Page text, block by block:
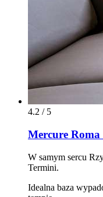
4.2 / 5
Mercure
W samym sercu
Termini.
Idealna baza